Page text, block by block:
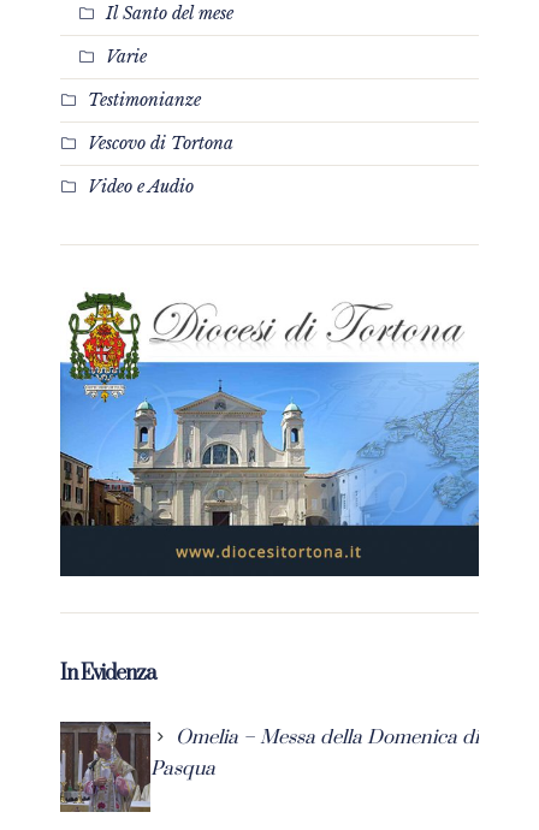
Il Santo del mese
Varie
Testimonianze
Vescovo di Tortona
Video e Audio
In Evidenza
Omelia – Messa della Domenica di
Pasqua